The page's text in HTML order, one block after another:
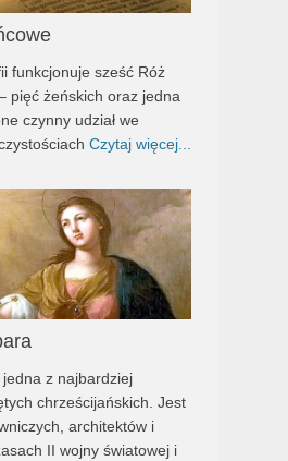
funkcjonuje sześć Róż
pięć żeńskich oraz jedna
czynny udział we
Czytaj więcej...
z najbardziej
chrześcijańskich. Jest
architektów i
II wojny światowej i